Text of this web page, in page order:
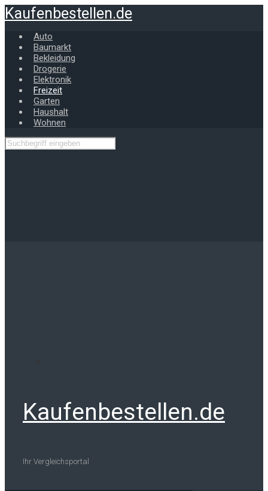
Zum
Hauptinhalt
springen
Kaufenbestellen.de
Auto
Baumarkt
Bekleidung
Drogerie
Elektronik
Freizeit
Garten
Haushalt
Wohnen
Kaufenbestellen.de
Ihr Vergleichsportal